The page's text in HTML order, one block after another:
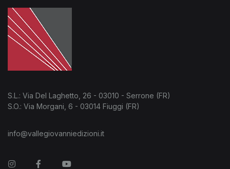
S.L.: Via Del Laghetto, 26 - 03010 - Serrone (FR)
S.O.: Via Morgani, 6 - 03014 Fiuggi (FR)
info@vallegiovanniedizioni.it
InstagramFacebookYou Tube